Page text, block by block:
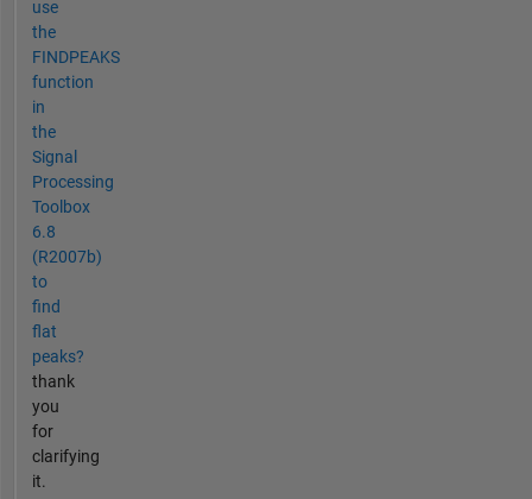
use
the
FINDPEAKS
function
in
the
Signal
Processing
Toolbox
6.8
(R2007b)
to
find
flat
peaks?
thank
you
for
clarifying
it.